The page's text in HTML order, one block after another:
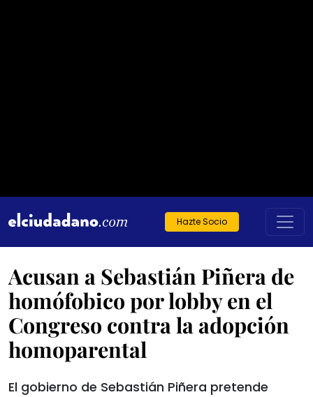
Hazte Socio
Acusan a Sebastián Piñera de
homófobico por lobby en el
Congreso contra la adopción
homoparental
El gobierno de Sebastián Piñera pretende